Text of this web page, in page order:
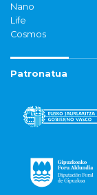
Nano
Life
Cosmos
Patronatua